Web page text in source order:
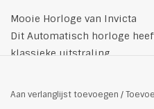
Mooie Horloge van Invicta
Dit Automatisch horloge
klassieke uitstraling.
Aan verlanglijst toevoegen /